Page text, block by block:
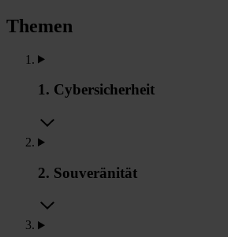
Themen
1. Cybersicherheit
2. Souveränität